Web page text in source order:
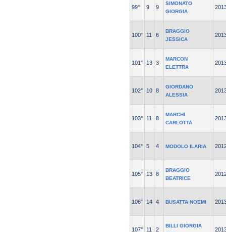
99° 9 9
SIMONATO
GIORGIA
100° 11 6
BRAGGIO
JESSICA
101° 13 3
MARCON
ELETTRA
102° 10 8
GIORDANO
ALESSIA
103° 11 8
MARCHI
CARLOTTA
104° 5 4 MODOLO ILARIA
105° 13 8
BRAGGIO
BEATRICE
106° 14 4 BUSATTA NOEMI
107° 11 2
BILLI GIORGIA